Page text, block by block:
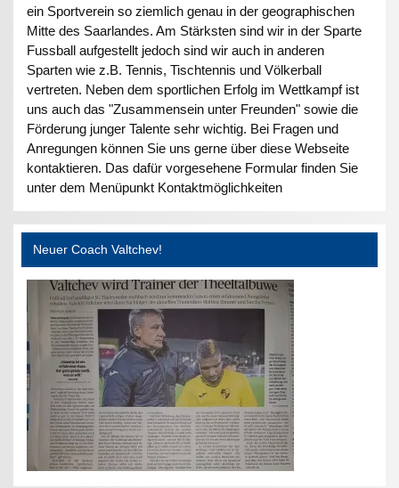
ein Sportverein so ziemlich genau in der geographischen
Mitte des Saarlandes. Am Stärksten sind wir in der Sparte
Fussball aufgestellt jedoch sind wir auch in anderen
Sparten wie z.B. Tennis, Tischtennis und Völkerball
vertreten. Neben dem sportlichen Erfolg im Wettkampf ist
uns auch das "Zusammensein unter Freunden" sowie die
Förderung junger Talente sehr wichtig. Bei Fragen und
Anregungen können Sie uns gerne über diese Webseite
kontaktieren. Das dafür vorgesehene Formular finden Sie
unter dem Menüpunkt Kontaktmöglichkeiten
Neuer Coach Valtchev!